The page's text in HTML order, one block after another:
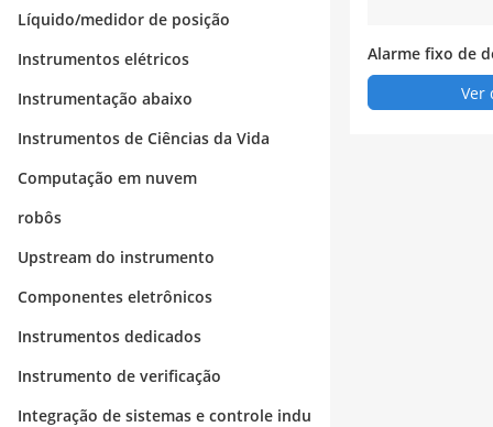
Líquido/medidor de posição
Instrumentos elétricos
Instrumentação abaixo
Instrumentos de Ciências da Vida
Computação em nuvem
robôs
Upstream do instrumento
Componentes eletrônicos
Instrumentos dedicados
Instrumento de verificação
Integração de sistemas e controle indu
Alarme fixo de
e hidrogênio
Ver